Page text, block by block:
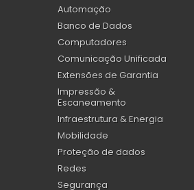
Automação
Banco de Dados
Computadores
Comunicação Unificada
Extensões de Garantia
Impressão &
Escaneamento
Infraestrutura & Energia
Mobilidade
Proteção de dados
Redes
Segurança